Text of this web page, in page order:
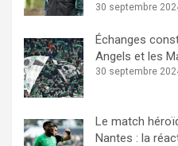
30 septembre
Échanges
Angels et les
30 septembre
Le match
Nantes : la